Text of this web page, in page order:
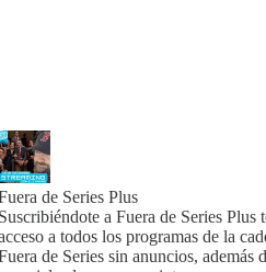
de Series Plus
a Fuera de Series Plus
a todos los programas de la
de Series sin anuncios, además